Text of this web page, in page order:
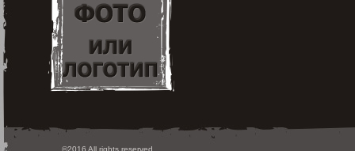
©2016 All rights reserved.